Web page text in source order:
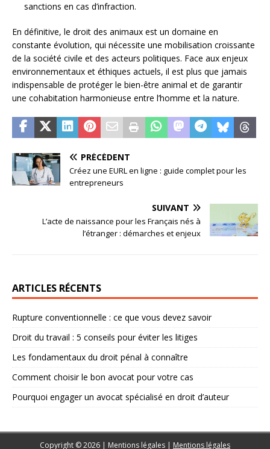
sanctions en cas d’infraction.
En définitive, le droit des animaux est un domaine en
constante évolution, qui nécessite une mobilisation croissante
de la société civile et des acteurs politiques. Face aux enjeux
environnementaux et éthiques actuels, il est plus que jamais
indispensable de protéger le bien-être animal et de garantir
une cohabitation harmonieuse entre l’homme et la nature.
PRÉCÉDENT
Créez une EURL en ligne : guide complet pour les
entrepreneurs
SUIVANT
L’acte de naissance pour les Français nés à
l’étranger : démarches et enjeux
ARTICLES RÉCENTS
Rupture conventionnelle : ce que vous devez savoir
Droit du travail : 5 conseils pour éviter les litiges
Les fondamentaux du droit pénal à connaître
Comment choisir le bon avocat pour votre cas
Pourquoi engager un avocat spécialisé en droit d’auteur
Copyright © 2026 | Mentions légales | Mentions légales